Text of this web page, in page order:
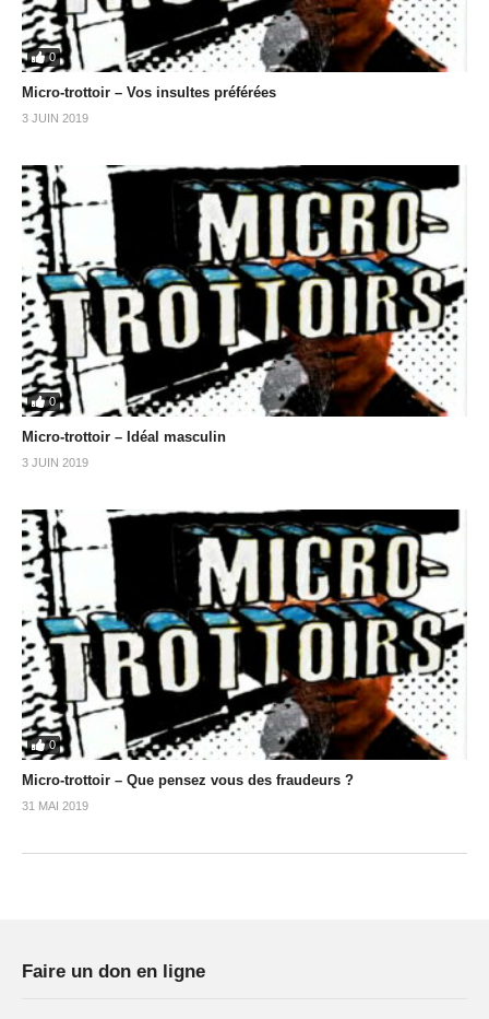
0
Micro-trottoir – Vos insultes préférées
3 JUIN 2019
0
Micro-trottoir – Idéal masculin
3 JUIN 2019
0
Micro-trottoir – Que pensez vous des fraudeurs ?
31 MAI 2019
Faire un don en ligne